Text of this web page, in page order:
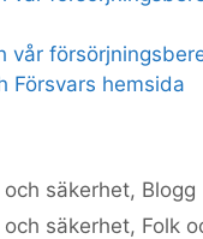
vår
Försvars hemsida
säkerhet, Blogg
säkerhet, Folk